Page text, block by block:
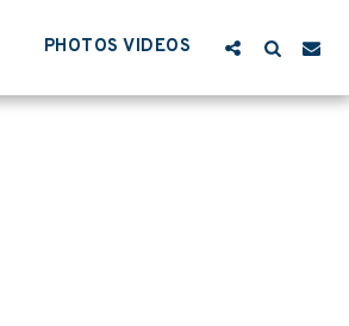
PHOTOS VIDEOS